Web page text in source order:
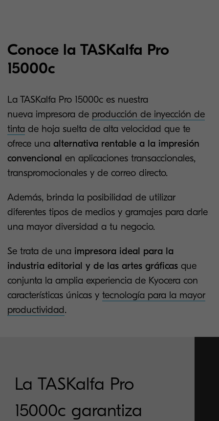
Conoce la TASKalfa Pro
15000c
La TASKalfa Pro 15000c es nuestra
nueva impresora de producción de inyección de
tinta de hoja suelta de alta velocidad que te
ofrece una alternativa rentable a la impresión
convencional en aplicaciones transaccionales,
transpromocionales y de correo directo.
Además, brinda la posibilidad de utilizar
diferentes tipos de medios y gramajes para darle
una mayor diversidad a tu negocio.
Se trata de una impresora ideal para la
industria editorial y de las artes gráficas que
conjunta la amplia experiencia de Kyocera con
características únicas y tecnología para la mayor
productividad.
La TASKalfa Pro
15000c garantiza